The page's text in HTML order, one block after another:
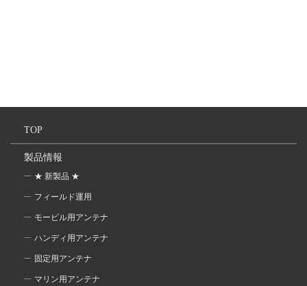
TOP
製品情報
★ 新製品 ★
フィールド運用
モービル用アンテナ
ハンディ用アンテナ
固定用アンテナ
マリン用アンテナ